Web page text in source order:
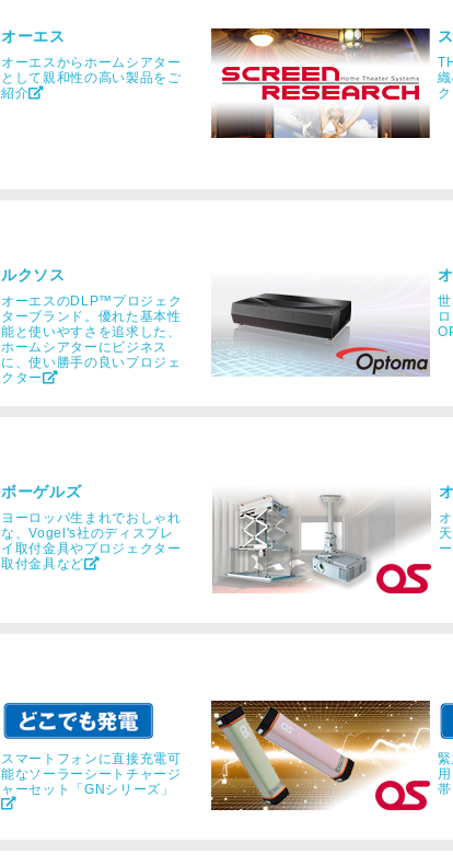
オーエス
オーエスからホームシアター
として親和性の高い製品をご
紹介
ルクソス
オーエスのDLP™プロジェク
ターブランド。優れた基本性
能と使いやすさを追求した、
ホームシアターにビジネス
に、使い勝手の良いプロジェ
クター
ボーゲルズ
ヨーロッパ生まれでおしゃれ
な、Vogel's社のディスプレ
イ取付金具やプロジェクター
取付金具など
スマートフォンに直接充電可
能なソーラーシートチャージ
ャーセット「GNシリーズ」
帯